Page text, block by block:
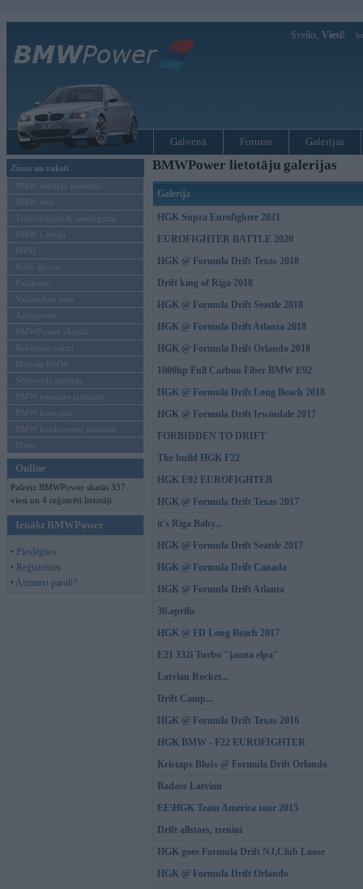
Sveiks, Viesi!
Galvenā Forums Galerijas
Ziņas un raksti
BMW modeļu jaunumi
BMW testi
Tehnoloģijas & sasniegumi
BMW Latvijā
MINI
Rolls-Royce
Pasākumi
Vadāmības tests
Autosports
BMWPower aktuāli
Reklāmas raksti
Mēneša BMW
Sērijveida tūnings
BMW pasaules jaunumi
BMW koncepti
BMW konkurentu jaunumi
Moto
Online
Pašreiz BMWPower skatās 337
viesi un 4 reģistrēti lietotāji.
Ienākt BMWPower
• Pieslēgties
• Reģistrēties
• Aizmirsi paroli?
BMWPower lietotāju galerijas
Galerija
HGK Supra Eurofighter 2021
EUROFIGHTER BATTLE 2020
HGK @ Formula Drift Texas 2018
Drift king of Riga 2018
HGK @ Formula Drift Seattle 2018
HGK @ Formula Drift Atlanta 2018
HGK @ Formula Drift Orlando 2018
1000hp Full Carbon Fiber BMW E92
HGK @ Formula Drift Long Beach 2018
HGK @ Formula Drift Irwindale 2017
FORBIDDEN TO DRIFT
The build HGK F22
HGK E92 EUROFIGHTER
HGK @ Formula Drift Texas 2017
it's Riga Baby...
HGK @ Formula Drift Seattle 2017
HGK @ Formula Drift Canada
HGK @ Formula Drift Atlanta
30.aprīlis
HGK @ FD Long Beach 2017
E21 332i Turbo "jauna elpa"
Latvian Rocket...
Drift Camp...
HGK @ Formula Drift Texas 2016
HGK BMW - F22 EUROFIGHTER
Kristaps Blušs @ Formula Drift Orlando
Badass Latvian
EE\HGK Team America tour 2015
Drift allstars, treniņi
HGK goes Formula Drift NJ,Club Loose
HGK @ Formula Drift Orlando